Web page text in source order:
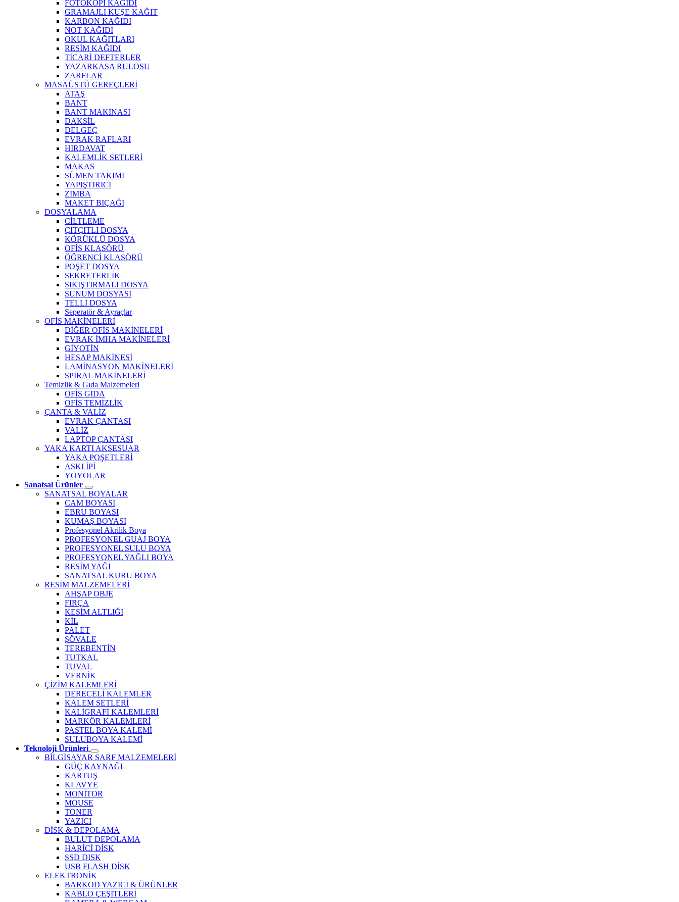
FOTOKOPİ KAĞIDI
GRAMAJLI KUŞE KAĞIT
KARBON KAĞIDI
NOT KAĞIDI
OKUL KAĞITLARI
RESİM KAĞIDI
TİCARİ DEFTERLER
YAZARKASA RULOSU
ZARFLAR
MASAÜSTÜ GEREÇLERİ
ATAŞ
BANT
BANT MAKİNASI
DAKSİL
DELGEÇ
EVRAK RAFLARI
HIRDAVAT
KALEMLİK SETLERİ
MAKAS
SÜMEN TAKIMI
YAPIŞTIRICI
ZIMBA
MAKET BIÇAĞI
DOSYALAMA
CİLTLEME
ÇITÇITLI DOSYA
KÖRÜKLÜ DOSYA
OFİS KLASÖRÜ
ÖĞRENCİ KLASÖRÜ
POŞET DOSYA
SEKRETERLİK
SIKIŞTIRMALI DOSYA
SUNUM DOSYASI
TELLİ DOSYA
Seperatör & Ayraçlar
OFİS MAKİNELERİ
DİĞER OFİS MAKİNELERİ
EVRAK İMHA MAKİNELERİ
GİYOTİN
HESAP MAKİNESİ
LAMİNASYON MAKİNELERİ
SPİRAL MAKİNELERİ
Temizlik & Gıda Malzemeleri
OFİS GIDA
OFİS TEMİZLİK
ÇANTA & VALİZ
EVRAK ÇANTASI
VALİZ
LAPTOP ÇANTASI
YAKA KARTI AKSESUAR
YAKA POŞETLERİ
ASKI İPİ
YOYOLAR
Sanatsal Ürünler
SANATSAL BOYALAR
CAM BOYASI
EBRU BOYASI
KUMAŞ BOYASI
Profesyonel Akrilik Boya
PROFESYONEL GUAJ BOYA
PROFESYONEL SULU BOYA
PROFESYONEL YAĞLI BOYA
RESİM YAĞI
SANATSAL KURU BOYA
RESİM MALZEMELERİ
AHŞAP OBJE
FIRÇA
KESİM ALTLIĞI
KİL
PALET
ŞÖVALE
TEREBENTİN
TUTKAL
TUVAL
VERNİK
ÇİZİM KALEMLERİ
DERECELİ KALEMLER
KALEM SETLERİ
KALİGRAFİ KALEMLERİ
MARKÖR KALEMLERİ
PASTEL BOYA KALEMİ
SULUBOYA KALEMİ
Teknoloji Ürünleri
BİLGİSAYAR SARF MALZEMELERİ
GÜÇ KAYNAĞI
KARTUŞ
KLAVYE
MONİTOR
MOUSE
TONER
YAZICI
DİSK & DEPOLAMA
BULUT DEPOLAMA
HARİCİ DİSK
SSD DISK
USB FLASH DİSK
ELEKTRONİK
BARKOD YAZICI & ÜRÜNLER
KABLO ÇEŞİTLERİ